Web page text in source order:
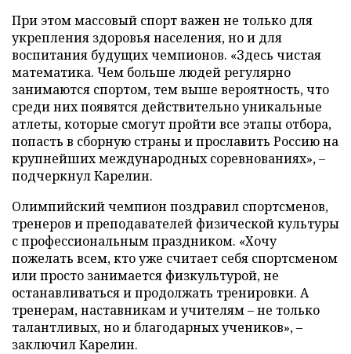
При этом массовый спорт важен не только для
укрепления здоровья населения, но и для
воспитания будущих чемпионов. «Здесь чистая
математика. Чем больше людей регулярно
занимаются спортом, тем выше вероятность, что
среди них появятся действительно уникальные
атлеты, которые смогут пройти все этапы отбора,
попасть в сборную страны и прославить Россию на
крупнейших международных соревнованиях», –
подчеркнул Карелин.
Олимпийский чемпион поздравил спортсменов,
тренеров и преподавателей физической культуры
с профессиональным праздником. «Хочу
пожелать всем, кто уже считает себя спортсменом
или просто занимается физкультурой, не
останавливаться и продолжать тренировки. А
тренерам, наставникам и учителям – не только
талантливых, но и благодарных учеников», –
заключил Карелин.